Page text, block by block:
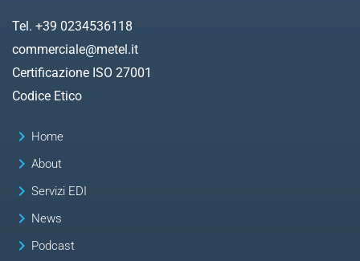
Tel. +39 0234536118
commerciale@metel.it
Certificazione ISO 27001
Codice Etico
keyboard_arrow_right Home
keyboard_arrow_right About
keyboard_arrow_right Servizi EDI
keyboard_arrow_right News
keyboard_arrow_right Podcast